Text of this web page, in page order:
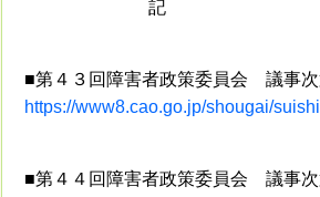
記
■第４３回障害者政策委員会 議事
https://www8.cao.go.jp/shougai/
■第４４回障害者政策委員会 議事